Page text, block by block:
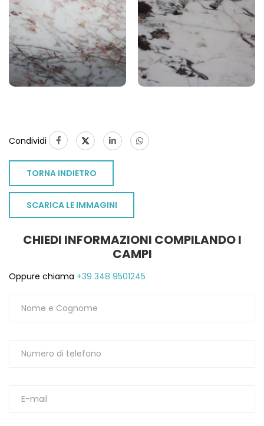
Condividi
TORNA INDIETRO
SCARICA LE IMMAGINI
CHIEDI INFORMAZIONI COMPILANDO I
CAMPI
Oppure chiama +39 348 9501245